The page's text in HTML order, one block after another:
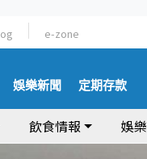
e-zone
娛樂新聞 定期存款
飲食情報 娛樂